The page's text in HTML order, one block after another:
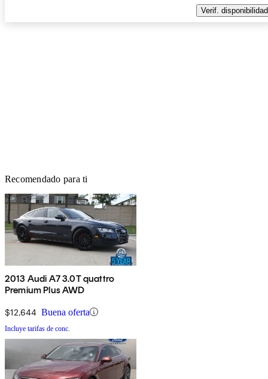
Verif. disponibilidad
Recomendado para ti
2013 Audi A7 3.0T quattro
Premium Plus AWD
$12,644 Buena oferta
Incluye tarifas de conc.